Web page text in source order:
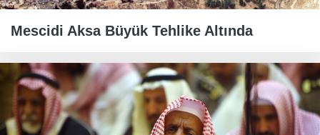
Mescidi Aksa Büyük Tehlike Altında